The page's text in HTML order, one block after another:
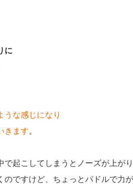
に
うな感じになり
きます。
起こしてしまうとノーズが上がり
ですけど、ちょっとパドルで力